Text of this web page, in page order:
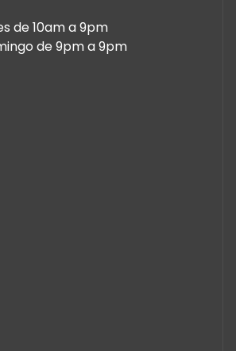
de 10am a 9pm
de 9pm a 9pm